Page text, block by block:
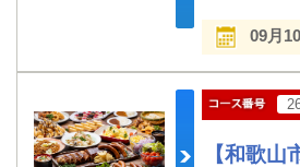
09月
【和歌